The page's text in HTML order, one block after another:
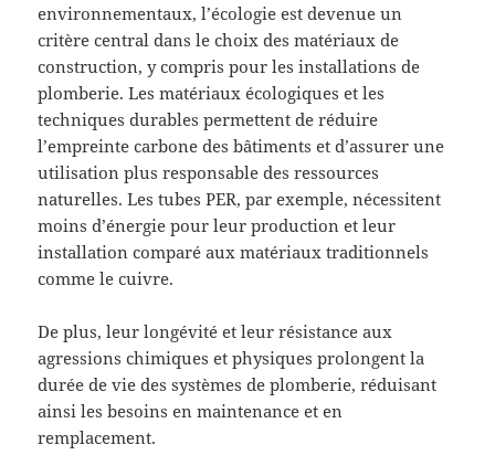
environnementaux, l’écologie est devenue un
critère central dans le choix des matériaux de
construction, y compris pour les installations de
plomberie. Les matériaux écologiques et les
techniques durables permettent de réduire
l’empreinte carbone des bâtiments et d’assurer une
utilisation plus responsable des ressources
naturelles. Les tubes PER, par exemple, nécessitent
moins d’énergie pour leur production et leur
installation comparé aux matériaux traditionnels
comme le cuivre.
De plus, leur longévité et leur résistance aux
agressions chimiques et physiques prolongent la
durée de vie des systèmes de plomberie, réduisant
ainsi les besoins en maintenance et en
remplacement.